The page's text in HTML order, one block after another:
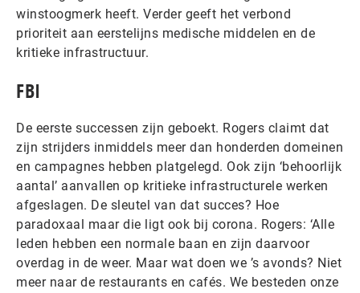
winstoogmerk heeft. Verder geeft het verbond
prioriteit aan eerstelijns medische middelen en de
kritieke infrastructuur.
FBI
De eerste successen zijn geboekt. Rogers claimt dat
zijn strijders inmiddels meer dan honderden domeinen
en campagnes hebben platgelegd. Ook zijn ‘behoorlijk
aantal’ aanvallen op kritieke infrastructurele werken
afgeslagen. De sleutel van dat succes? Hoe
paradoxaal maar die ligt ook bij corona. Rogers: ‘Alle
leden hebben een normale baan en zijn daarvoor
overdag in de weer. Maar wat doen we ’s avonds? Niet
meer naar de restaurants en cafés. We besteden onze